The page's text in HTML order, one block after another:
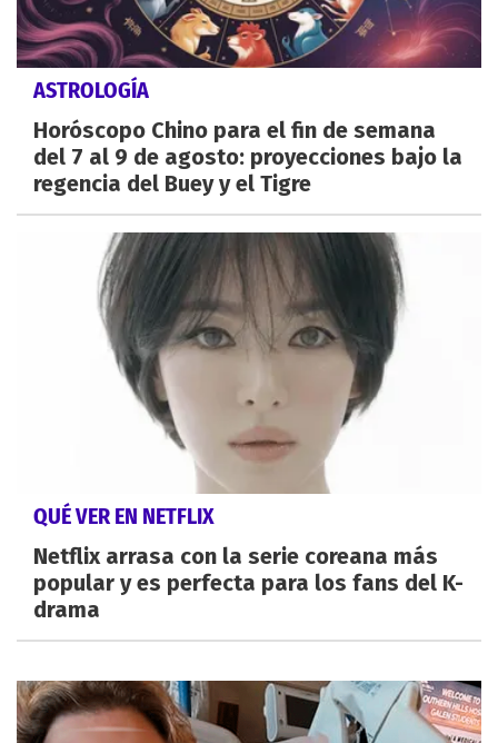
ASTROLOGÍA
Horóscopo Chino para el fin de semana
del 7 al 9 de agosto: proyecciones bajo la
regencia del Buey y el Tigre
QUÉ VER EN NETFLIX
Netflix arrasa con la serie coreana más
popular y es perfecta para los fans del K-
drama